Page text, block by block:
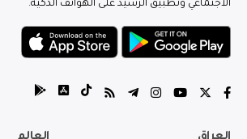
الاجتماعي وتطبيق الرشيد على الهواتف الذكية.